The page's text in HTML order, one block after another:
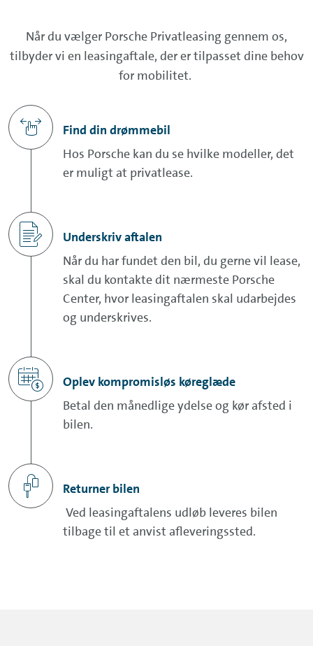
Når du vælger Porsche Privatleasing gennem os,
tilbyder vi en leasingaftale, der er tilpasset dine behov
for mobilitet.
Find din drømmebil
Hos Porsche kan du se hvilke modeller, det
er muligt at privatlease.
Underskriv aftalen
Når du har fundet den bil, du gerne vil lease,
skal du kontakte dit nærmeste Porsche
Center, hvor leasingaftalen skal udarbejdes
og underskrives.
Oplev kompromisløs køreglæde
Betal den månedlige ydelse og kør afsted i
bilen.
Returner bilen
Ved leasingaftalens udløb leveres bilen
tilbage til et anvist afleveringssted.